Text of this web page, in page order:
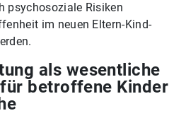
psychosoziale Risiken
im neuen Eltern-Kind-
als wesentliche
betroffene Kinder